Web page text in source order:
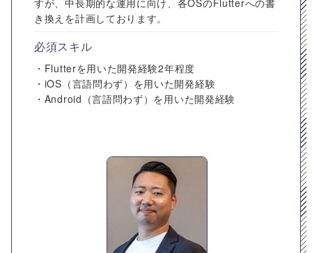
すが、中長期的な運用に向け、各OSのFlutterへの書
き換えを計画しております。
必須スキル
・Flutterを用いた開発経験2年程度
・iOS（言語問わず）を用いた開発経験
・Android（言語問わず）を用いた開発経験